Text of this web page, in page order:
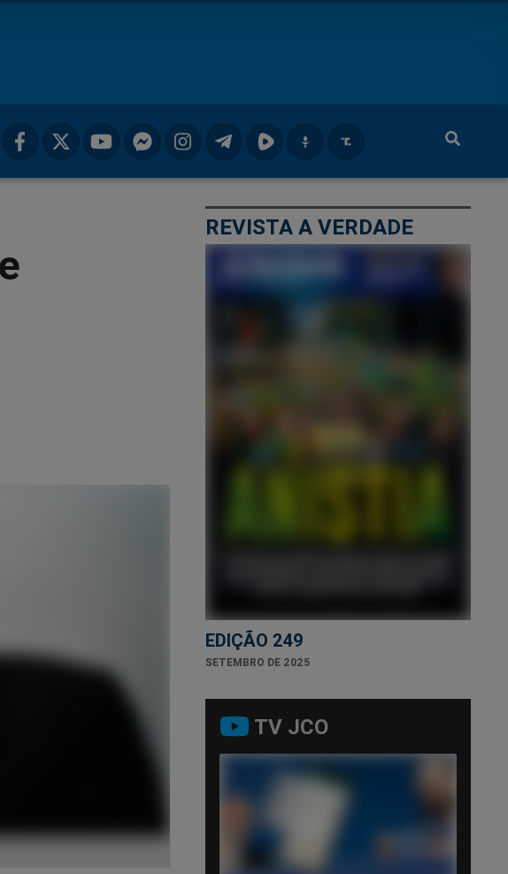
REVISTA A VERDADE
EDIÇÃO 249
SETEMBRO DE 2025
TV JCO